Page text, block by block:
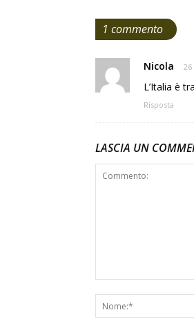
1 commento
Nicola 26
L’Italia è
Risposta
LASCIA UN